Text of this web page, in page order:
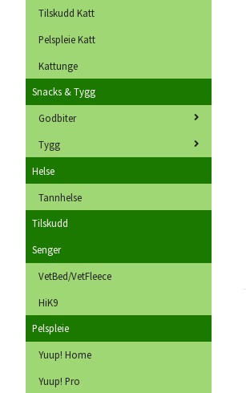
Tilskudd Katt
Pelspleie Katt
Kattunge
Snacks & Tygg
Godbiter
Tygg
Helse
Tannhelse
Tilskudd
Senger
VetBed/VetFleece
HiK9
Pelspleie
Yuup! Home
Yuup! Pro